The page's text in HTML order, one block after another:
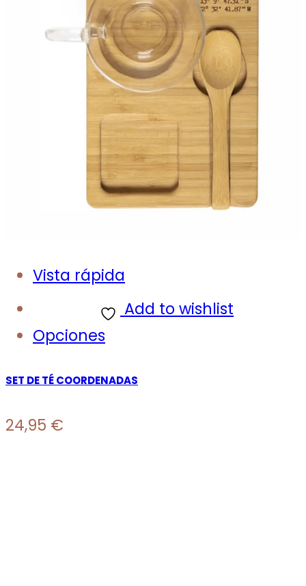
Vista rápida
Add to wishlist
Opciones
SET DE TÉ COORDENADAS
24,95 €